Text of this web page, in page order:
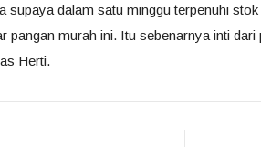
supaya dalam satu minggu terpenuhi
pangan murah ini. Itu sebenarnya inti
Herti.